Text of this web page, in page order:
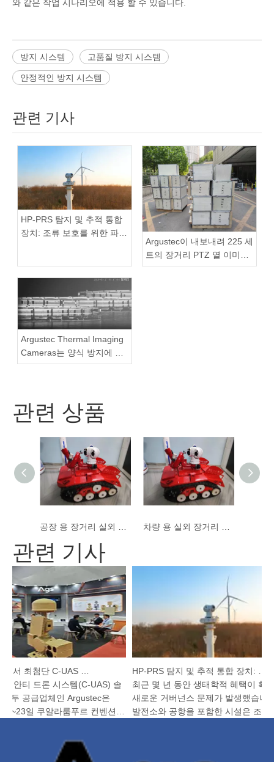
와 같은 작업 시나리오에 적용 할 수 있습니다.
방지 시스템 고품질 방지 시스템
안정적인 방지 시스템
관련 기사
HP-PRS 탐지 및 추적 통합
장치: 조류 보호를 위한 파노
Argustec이 내보내려 225 세
트의 장거리 PTZ 열 이미징
카메라
Argustec Thermal Imaging
Cameras는 양식 방지에 널
리 사용됩니다.
관련 상품
관련 기사
Argustec, KL에서 최첨단 C-UAS 및 열 기술 강조
안티 드론 시스템(C-UAS) 솔
공급업체인 Argustec은
일 쿠알라룸푸르 컨벤션
HP-PRS 탐지 및 추적 통합 장치: 조류 보호를 위한 파노라마 비전
최근 몇 년 동안 생태학적 혜택이 확대
새로운 거버넌스 문제가 발생했습니다.
발전소와 공항을 포함한 시설은 조류